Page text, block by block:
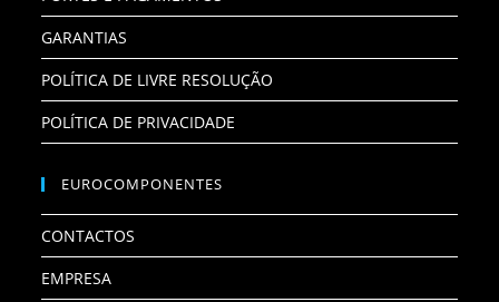
GARANTIAS
POLÍTICA DE LIVRE RESOLUÇÃO
POLÍTICA DE PRIVACIDADE
EUROCOMPONENTES
CONTACTOS
EMPRESA